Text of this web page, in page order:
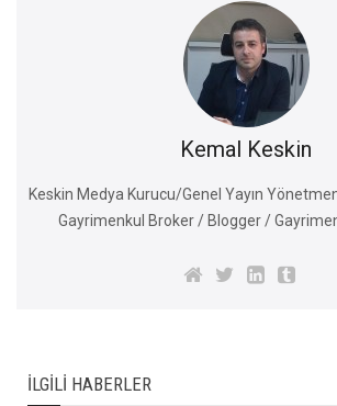
Kemal Keskin
Keskin Medya Kurucu/Genel Yayın
Gayrimenkul Broker / Blogger /
İLGILI HABERLER